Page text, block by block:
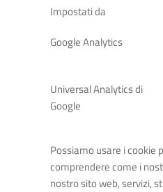
Impostati da
Google Analytics
Universal Analytics di
Google
Possiamo usare i cookie
comprendere come i
nostro sito web, servizi,